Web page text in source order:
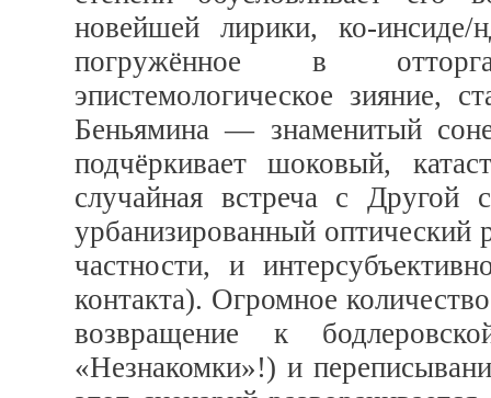
новейшей лирики, ко-
погружённое в
эпистемологическое зияние,
Беньямина — знаменитый
подчёркивает шоковый,
случайная встреча с Другой
урбанизированный оптический
частности, и
контакта). Огромное
возвращение к
«Незнакомки»!) и